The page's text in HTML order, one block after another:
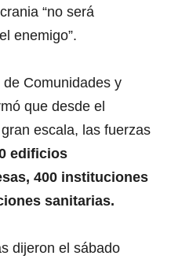
“no será
enemigo”.
Comunidades y
que desde el
escala, las fuerzas
edificios
400 instituciones
sanitarias.
dijeron el sábado